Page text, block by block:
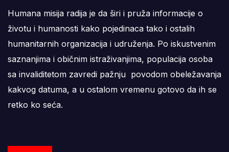
Humana misija radija je da širi i pruža informacije o
životu i humanosti kako pojedinaca tako i ostalih
humanitarnih organizacija i udruženja. Po iskustvenim
saznanjima i običnim istraživanjima, populacija osoba
sa invaliditetom zavredi pažnju povodom obeležavanja
kakvog datuma, a u ostalom vremenu gotovo da ih se
retko ko seća.